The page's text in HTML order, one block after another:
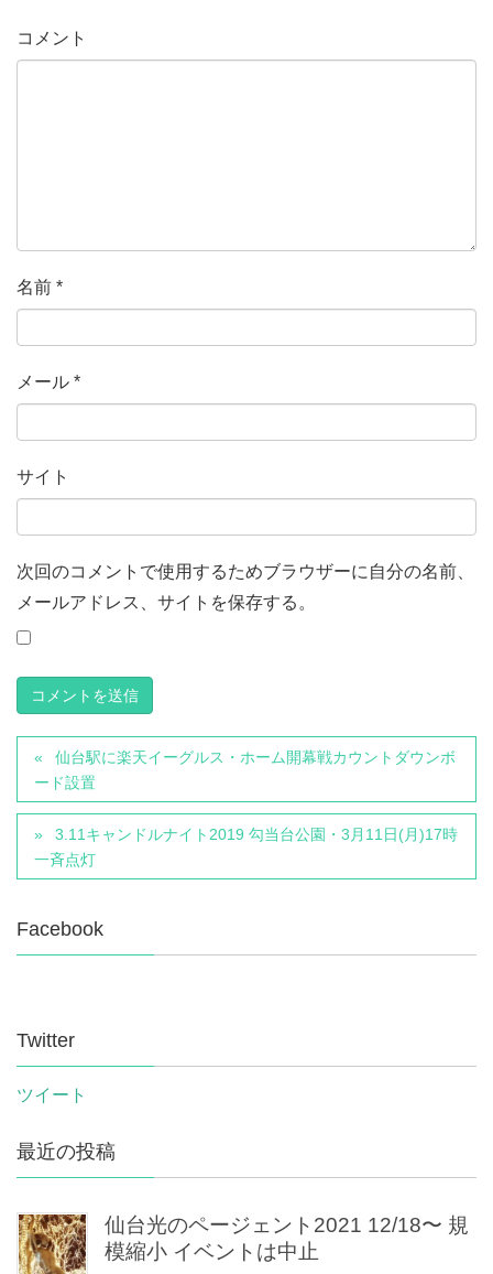
コメント
名前 *
メール *
サイト
次回のコメントで使用するためブラウザーに自分の名前、
メールアドレス、サイトを保存する。
仙台駅に楽天イーグルス・ホーム開幕戦カウントダウンボ
ード設置
3.11キャンドルナイト2019 勾当台公園・3月11日(月)17時
一斉点灯
Facebook
Twitter
ツイート
最近の投稿
仙台光のページェント2021 12/18〜 規
模縮小 イベントは中止